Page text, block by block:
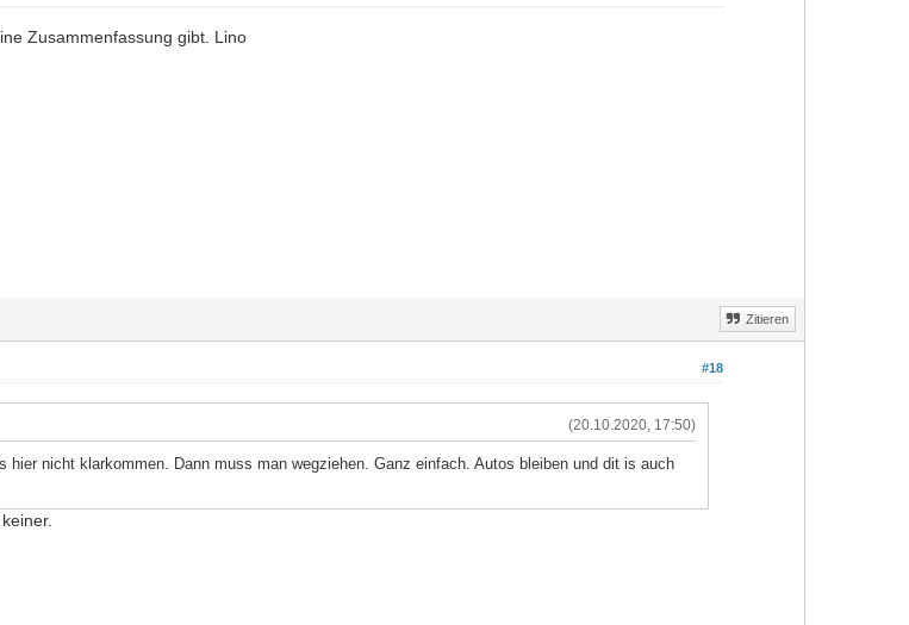
Zusammenfassung gibt. Lino
Zitieren
#18
(20.10.2020, 17:50)
hier nicht klarkommen. Dann muss man wegziehen. Ganz einfach. Autos bleiben und dit is auch